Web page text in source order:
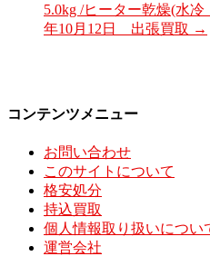
5.0kg /ヒーター乾燥(水
年10月12日 出張買取 →
コンテンツメニュー
お問い合わせ
このサイトについて
格安処分
持込買取
個人情報取り扱いについ
運営会社